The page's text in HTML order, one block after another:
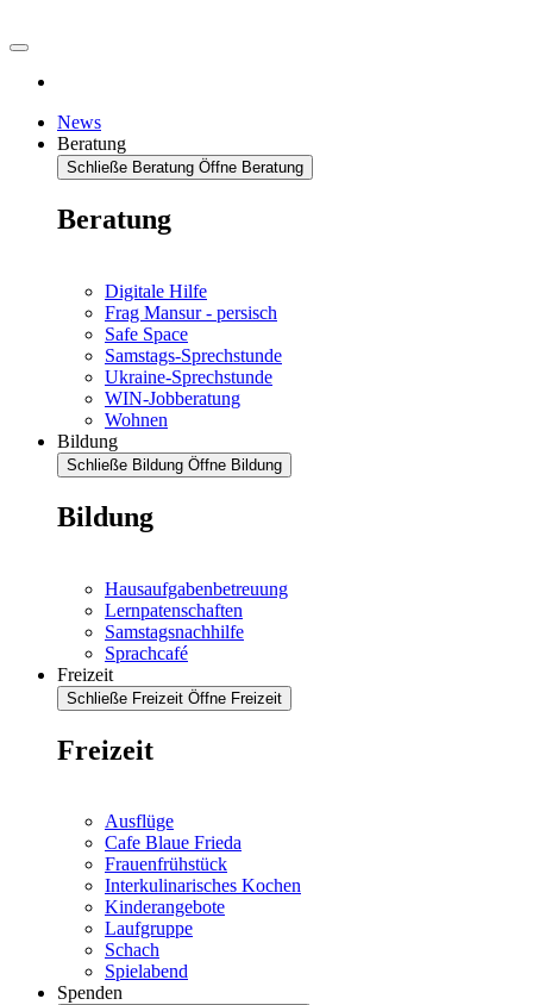
News
Beratung
Schließe Beratung Öffne Beratung
Beratung
Digitale Hilfe
Frag Mansur - persisch
Safe Space
Samstags-Sprechstunde
Ukraine-Sprechstunde
WIN-Jobberatung
Wohnen
Bildung
Schließe Bildung Öffne Bildung
Bildung
Hausaufgabenbetreuung
Lernpatenschaften
Samstagsnachhilfe
Sprachcafé
Freizeit
Schließe Freizeit Öffne Freizeit
Freizeit
Ausflüge
Cafe Blaue Frieda
Frauenfrühstück
Interkulinarisches Kochen
Kinderangebote
Laufgruppe
Schach
Spielabend
Spenden